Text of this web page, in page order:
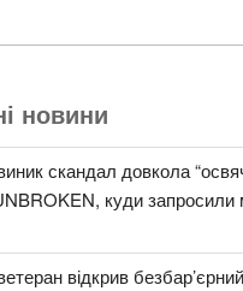
новини
скандал довкола
куди запросили
відкрив